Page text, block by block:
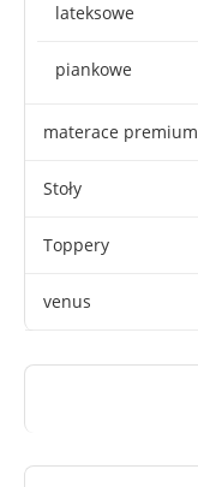
lateksowe
piankowe
materace premium
Stoły
Toppery
venus